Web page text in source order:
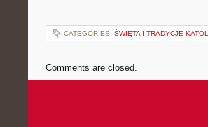
CATEGORIES: ŚWIĘTA I TRADYCJE
Comments are closed.